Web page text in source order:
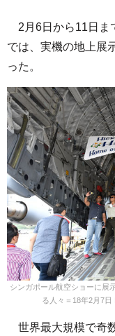
2月6日から11日ま
では、実機の地上展
った。
シンガポール航空ショーに展
る人々＝18年2月7日
世界最大規模で奇